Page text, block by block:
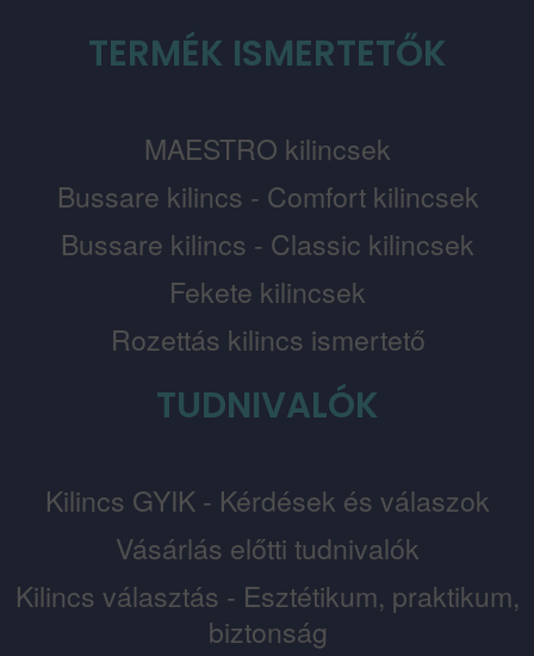
TERMÉK ISMERTETŐK
MAESTRO kilincsek
Bussare kilincs - Comfort kilincsek
Bussare kilincs - Classic kilincsek
Fekete kilincsek
Rozettás kilincs ismertető
TUDNIVALÓK
Kilincs GYIK - Kérdések és válaszok
Vásárlás előtti tudnivalók
Kilincs választás - Esztétikum, praktikum,
biztonság